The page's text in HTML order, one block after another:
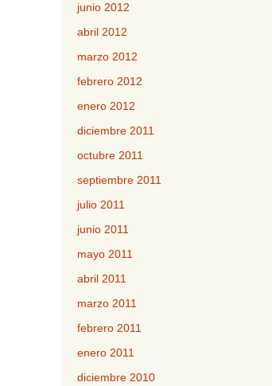
junio 2012
abril 2012
marzo 2012
febrero 2012
enero 2012
diciembre 2011
octubre 2011
septiembre 2011
julio 2011
junio 2011
mayo 2011
abril 2011
marzo 2011
febrero 2011
enero 2011
diciembre 2010